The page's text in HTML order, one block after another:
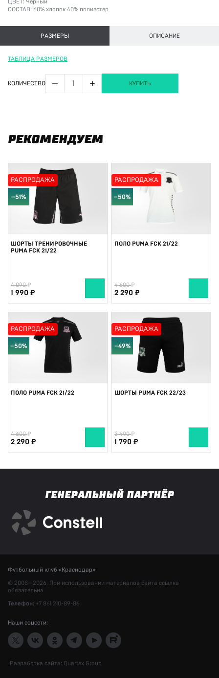
ЦВЕТ: Черный
СОСТАВ: 60% хлопок 40% полиэстер
РАЗМЕРЫ ОПИСАНИЕ
ТАБЛИЦА РАЗМЕРОВ
КОЛИЧЕСТВО − + КУПИТЬ
РЕКОМЕНДУЕМ
РАСПРОДАЖА
−51%
ШОРТЫ ТРЕНИРОВОЧНЫЕ
PUMA FCK 21/22
4 090
1 990
РАСПРОДАЖА
−50%
ПОЛО PUMA FCK 21/22
4 600
2 290
РАСПРОДАЖА
−50%
ПОЛО PUMA FCK 21/22
4 600
2 290
РАСПРОДАЖА
−49%
ШОРТЫ PUMA FCK 22/23
3 490
1 790
ГЕНЕРАЛЬНЫЙ ПАРТНЁР
Футбольный клуб «Краснодар»
© 2008—2026. При использовании материалов сайта ссылка
обязательна
Телефон: +7 861 210-89-86
Наши соцсети:
Разработка сайта: Quartex Group